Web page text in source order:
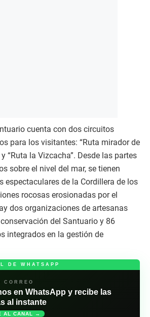
cuenta con dos circuitos
para los visitantes: “Ruta mirador de
“Ruta la Vizcacha”. Desde las partes
sobre el nivel del mar, se tienen
espectaculares de la Cordillera de los
rocosas erosionadas por el
dos organizaciones de artesanas
del Santuario y 86
integrados en la gestión de
DE WHATSAPP
CORREO
en WhatsApp y recibe las
al instante
AL CANAL →